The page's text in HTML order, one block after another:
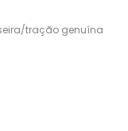
tração genuína